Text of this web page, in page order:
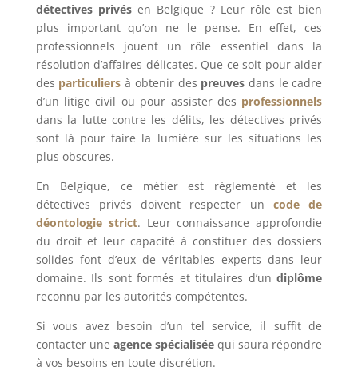
détectives privésen Belgique ? Leur rôle est bien
plus important qu’on ne le pense. En effet, ces
professionnels jouent un rôle essentiel dans la
résolution d’affaires délicates. Que ce soit pour aider
des particuliers à obtenir des preuves dans le cadre
d’un litige civil ou pour assister des professionnels
dans la lutte contre les délits, les détectives privés
sont là pour faire la lumière sur les situations les
plus obscures.
En Belgique, ce métier est réglementé et les
détectives privés doivent respecter un code de
déontologie strict. Leur connaissance approfondie
du droit et leur capacité à constituer des dossiers
solides font d’eux de véritables experts dans leur
domaine. Ils sont formés et titulaires d’undiplôme
reconnu par les autorités compétentes.
Si vous avez besoin d’un tel service, il suffit de
contacter une agence spécialisée qui saura répondre
à vos besoins en toute discrétion.